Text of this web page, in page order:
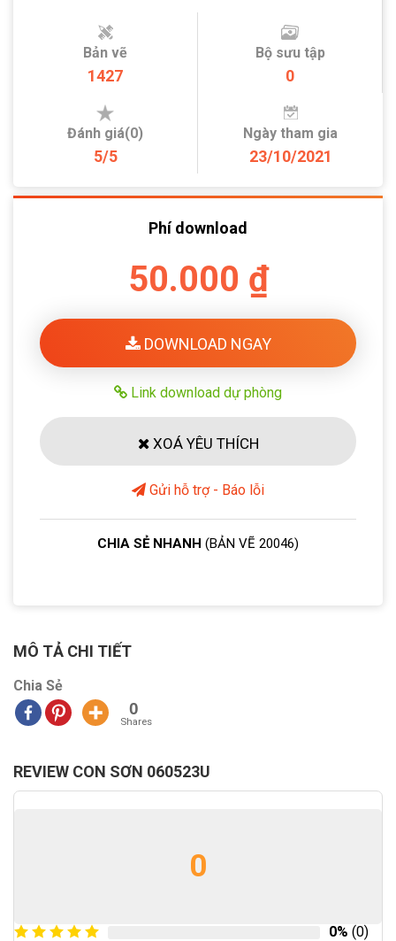
Bản vẽ
1427
Bộ sưu tập
0
Đánh giá(0)
5/5
Ngày tham gia
23/10/2021
Phí download
50.000 ₫
DOWNLOAD NGAY
Link download dự phòng
XOÁ YÊU THÍCH
Gửi hỗ trợ - Báo lỗi
CHIA SẺ NHANH (BẢN VẼ 20046)
MÔ TẢ CHI TIẾT
Chia Sẻ
0
Shares
REVIEW CON SƠN 060523U
0
0% (0)